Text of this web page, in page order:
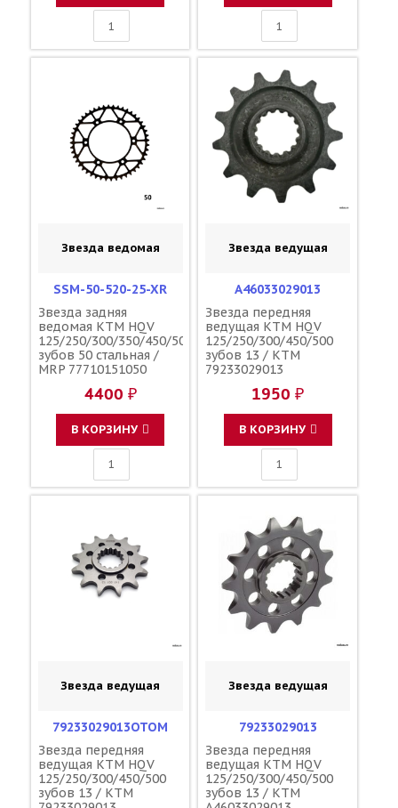
Звезда ведомая
SSM-50-520-25-XR
Звезда задняя
ведомая KTM HQV
125/250/300/350/450/500
зубов 50 стальная /
MRP 77710151050
4400 ₽
В КОРЗИНУ
Звезда ведущая
A46033029013
Звезда передняя
ведущая KTM HQV
125/250/300/450/500
зубов 13 / KTM
79233029013
1950 ₽
В КОРЗИНУ
Звезда ведущая
79233029013OTOM
Звезда передняя
ведущая KTM HQV
125/250/300/450/500
зубов 13 / KTM
Звезда ведущая
79233029013
Звезда передняя
ведущая KTM HQV
125/250/300/450/500
зубов 13 / KTM